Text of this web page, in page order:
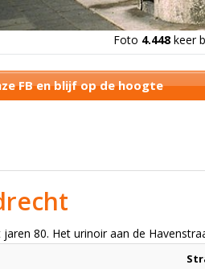
Foto 4.448keer
FB en blijf op de hoogte
jaren 80. Het urinoir aan de